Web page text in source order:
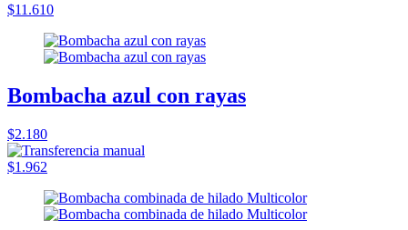
$11.610
Bombacha azul con rayas
$2.180
$1.962